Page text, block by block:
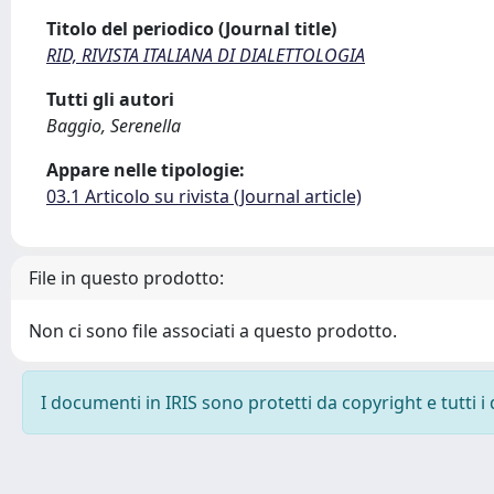
Titolo del periodico (Journal title)
RID, RIVISTA ITALIANA DI DIALETTOLOGIA
Tutti gli autori
Baggio, Serenella
Appare nelle tipologie:
03.1 Articolo su rivista (Journal article)
File in questo prodotto:
Non ci sono file associati a questo prodotto.
I documenti in IRIS sono protetti da copyright e tutti